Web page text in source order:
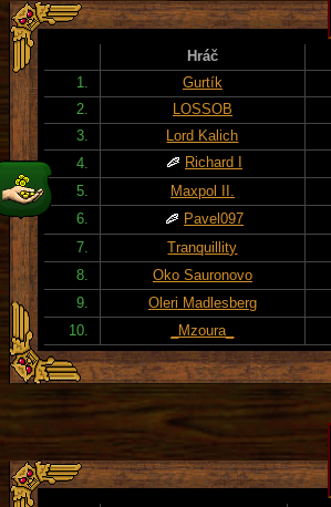
Hráč
1.
Gurtík
2.
LOSSOB
3.
Lord Kalich
4.
Richard I
5.
Maxpol II.
6.
Pavel097
7.
Tranquillity
8.
Oko Sauronovo
9.
Oleri Madlesberg
10.
_Mzoura_